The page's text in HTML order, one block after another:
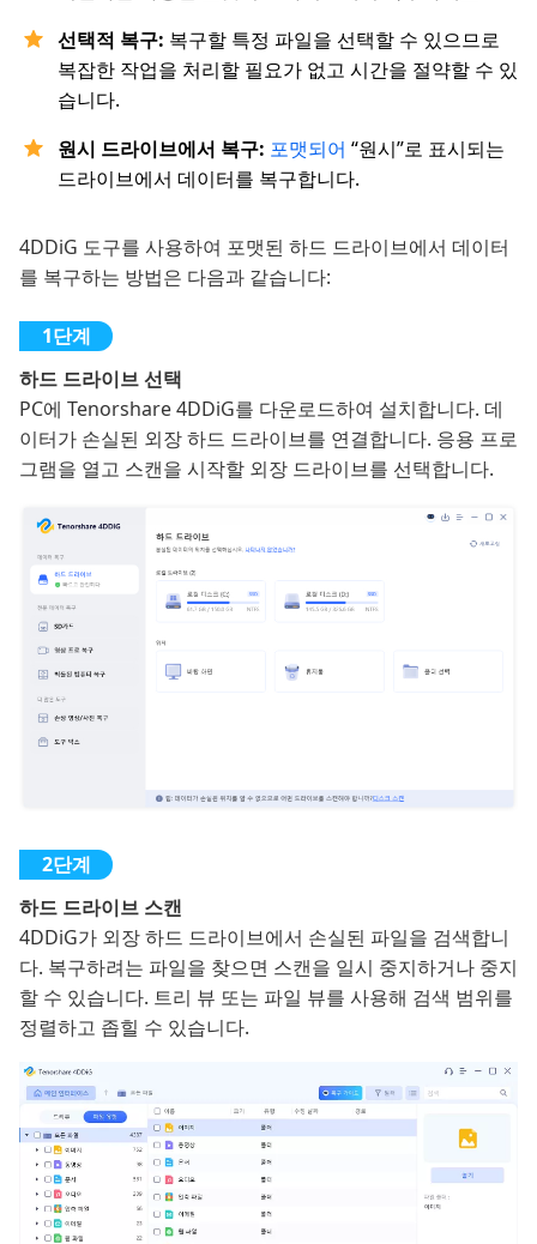
선택적 복구: 복구할 특정 파일을 선택할 수 있으므로
복잡한 작업을 처리할 필요가 없고 시간을 절약할 수 있
습니다.
원시 드라이브에서 복구: 포맷되어 “원시”로 표시되는
드라이브에서 데이터를 복구합니다.
4DDiG 도구를 사용하여 포맷된 하드 드라이브에서 데이터
를 복구하는 방법은 다음과 같습니다:
하드 드라이브 선택
PC에 Tenorshare 4DDiG를 다운로드하여 설치합니다. 데
이터가 손실된 외장 하드 드라이브를 연결합니다. 응용 프로
그램을 열고 스캔을 시작할 외장 드라이브를 선택합니다.
하드 드라이브 스캔
4DDiG가 외장 하드 드라이브에서 손실된 파일을 검색합니
다. 복구하려는 파일을 찾으면 스캔을 일시 중지하거나 중지
할 수 있습니다. 트리 뷰 또는 파일 뷰를 사용해 검색 범위를
정렬하고 좁힐 수 있습니다.